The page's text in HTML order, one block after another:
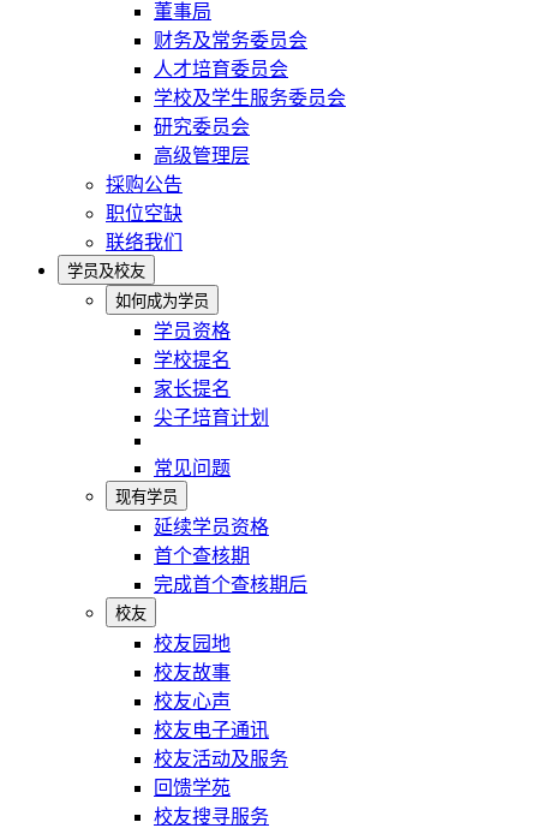
董事局
财务及常务委员会
人才培育委员会
学校及学生服务委员会
研究委员会
高级管理层
採购公告
职位空缺
联络我们
学员及校友
如何成为学员
学员资格
学校提名
家长提名
尖子培育计划
常见问题
现有学员
延续学员资格
首个查核期
完成首个查核期后
校友
校友园地
校友故事
校友心声
校友电子通讯
校友活动及服务
回馈学苑
校友搜寻服务